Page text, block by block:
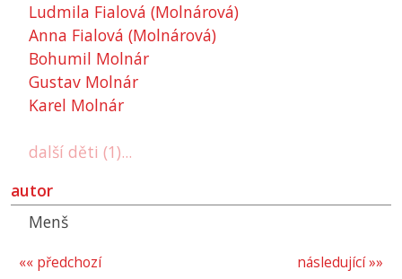
Ludmila Fialová (Molnárová)
Anna Fialová (Molnárová)
Bohumil Molnár
Gustav Molnár
Karel Molnár
další děti (1)...
autor
Menš
následující »»
«« předchozí